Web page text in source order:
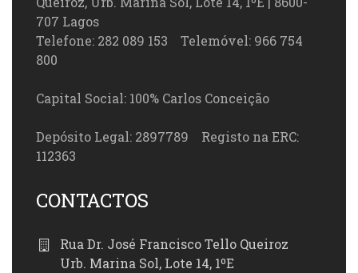
707 Lagos
Telefone: 282 089 153 Telemóvel: 966 754
800
Capital Social: 100% Carlos Conceição
Depósito Legal: 2897789 Registo na ERC:
112363
CONTACTOS
Rua Dr. José Francisco Tello Queiroz
Urb. Marina Sol, Lote 14, 1ºE